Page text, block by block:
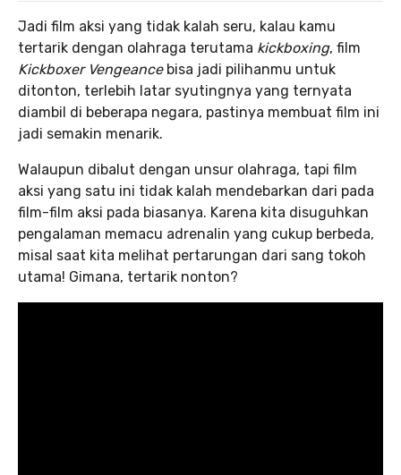
Jadi film aksi yang tidak kalah seru, kalau kamu
tertarik dengan olahraga terutama kickboxing, film
Kickboxer Vengeancebisa jadi pilihanmu untuk
ditonton, terlebih latar syutingnya yang ternyata
diambil di beberapa negara, pastinya membuat film ini
jadi semakin menarik.
Walaupun dibalut dengan unsur olahraga, tapi film
aksi yang satu ini tidak kalah mendebarkan dari pada
film-film aksi pada biasanya. Karena kita disuguhkan
pengalaman memacu adrenalin yang cukup berbeda,
misal saat kita melihat pertarungan dari sang tokoh
utama! Gimana, tertarik nonton?